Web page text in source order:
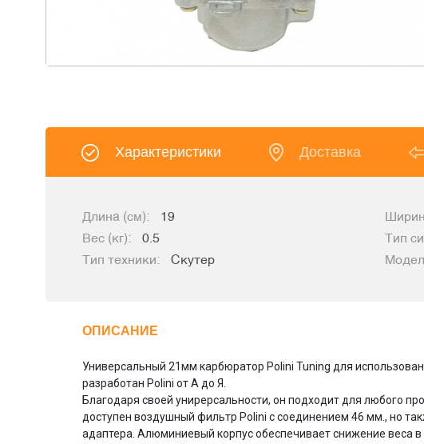
Характеристики Доставка
Длина (см): 19
Вес (кг):
0.5 Тип
Тип техники:
Скутер
ОПИСАНИЕ
Универсальный 21мм карбюратор Polini Tuning для
разработан Polini от А до Я.
Благодаря своей унирерсальности, он подходит для любого
доступен воздушный фильтр Polini с соединением 46 мм., но
адаптера. Алюминиевый корпус обеспечивает снижение веса